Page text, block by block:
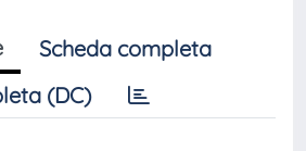
Scheda completa
(DC)